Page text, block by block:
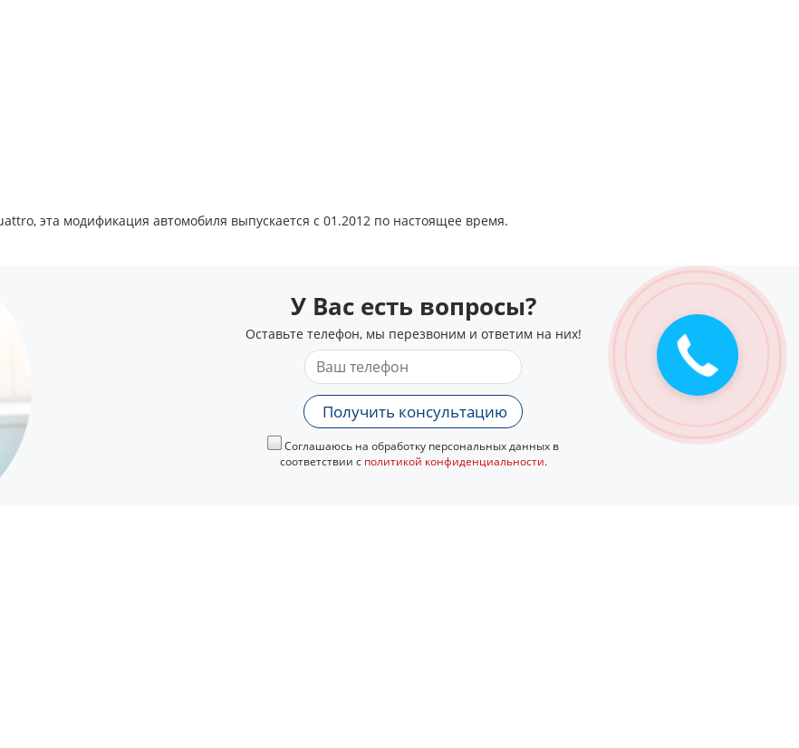
эта модификация автомобиля выпускается с 01.2012 по настоящее время.
У Вас есть вопросы?
Оставьте телефон, мы перезвоним и ответим на них!
Получить консультацию
Соглашаюсь на обработку персональных данных в
соответствии с политикой конфиденциальности.